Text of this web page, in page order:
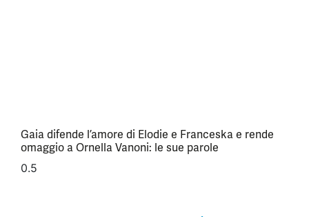
Gaia difende l’amore di Elodie e Franceska e rende
omaggio a Ornella Vanoni: le sue parole